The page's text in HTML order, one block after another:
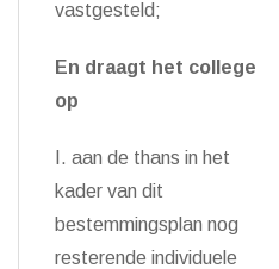
vastgesteld;
En draagt het college
op
I. aan de thans in het
kader van dit
bestemmingsplan nog
resterende individuele